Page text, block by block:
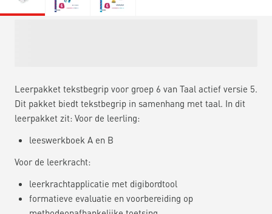
Leerpakket tekstbegrip voor groep 6 van Taal actief versie 5.
Dit pakket biedt tekstbegrip in samenhang met taal. In dit
leerpakket zit: Voor de leerling:
leeswerkboek A en B
Voor de leerkracht:
leerkrachtapplicatie met digibordtool
formatieve evaluatie en voorbereiding op